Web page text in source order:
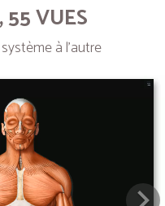
55 VUES
à l’autre